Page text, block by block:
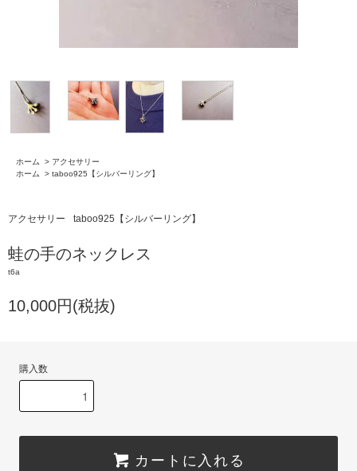
ホーム > アクセサリー
ホーム
> taboo925【シルバーリング】
アクセサリー taboo925【シルバーリング】
蛙の手のネックレス
t6a
10,000円(税抜)
購入数
カートに入れる